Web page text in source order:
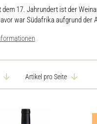
dem 17. Jahrundert ist der
war Südafrika aufgrund der
Artikel pro Seite